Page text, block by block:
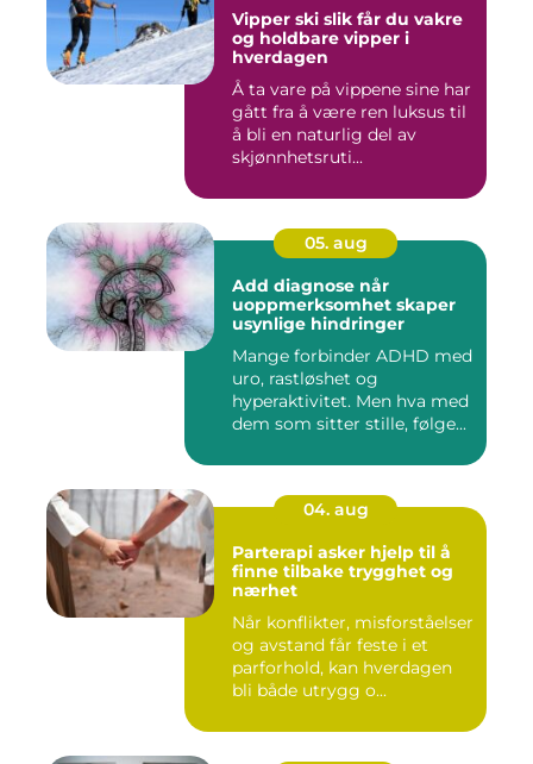
Vipper ski slik får du vakre
og holdbare vipper i
hverdagen
Å ta vare på vippene sine har
gått fra å være ren luksus til
å bli en naturlig del av
skjønnhetsruti...
05. aug
Add diagnose når
uoppmerksomhet skaper
usynlige hindringer
Mange forbinder ADHD med
uro, rastløshet og
hyperaktivitet. Men hva med
dem som sitter stille, følge...
04. aug
Parterapi asker hjelp til å
finne tilbake trygghet og
nærhet
Når konflikter, misforståelser
og avstand får feste i et
parforhold, kan hverdagen
bli både utrygg o...